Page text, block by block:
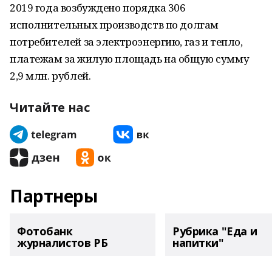
2019 года возбуждено порядка 306
исполнительных производств по долгам
потребителей за электроэнергию, газ и тепло,
платежам за жилую площадь на общую сумму
2,9 млн. рублей.
Читайте нас
Партнеры
Фотобанк
журналистов РБ
Рубрика "Еда и
напитки"